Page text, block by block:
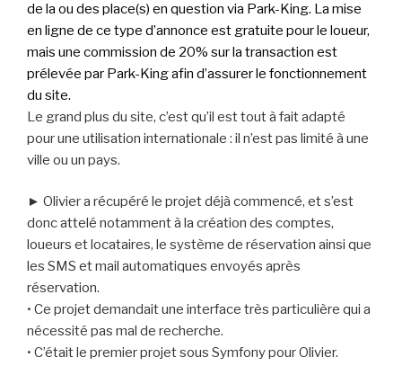
de la ou des place(s) en question via Park-King. La mise
en ligne de ce type d’annonce est gratuite pour le loueur,
mais une commission de 20% sur la transaction est
prélevée par Park-King afin d’assurer le fonctionnement
du site.
Le grand plus du site, c’est qu’il est tout à fait adapté
pour une utilisation internationale : il n’est pas limité à une
ville ou un pays.
► Olivier a récupéré le projet déjà commencé, et s’est
donc attelé notamment à la création des comptes,
loueurs et locataires, le système de réservation ainsi que
les SMS et mail automatiques envoyés après
réservation.
• Ce projet demandait une interface très particulière qui a
nécessité pas mal de recherche.
• C’était le premier projet sous Symfony pour Olivier.